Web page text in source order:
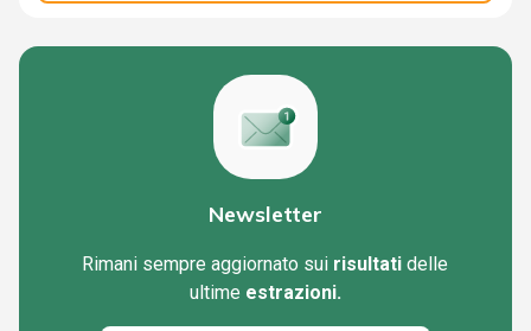
Newsletter
Rimani sempre aggiornato sui risultati delle
ultime estrazioni.